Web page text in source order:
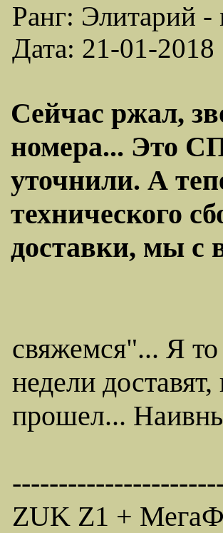
Ранг: Элитарий -
Дата: 21-01-2018
Сейчас ржал,
номера... Это
уточнили. А
технического
доставки, мы с
свяжемся"... Я
недели
прошел...
ZUK Z1 +